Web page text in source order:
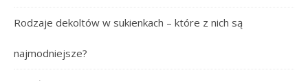
Rodzaje dekoltów w sukienkach – które z nich są
najmodniejsze?